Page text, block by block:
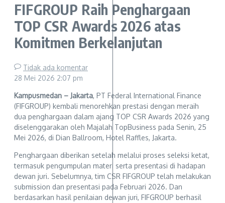
FIFGROUP Raih Penghargaan
TOP CSR Awards 2026 atas
Komitmen Berkelanjutan
Tidak ada komentar
28 Mei 2026 2:07 pm
Kampusmedan – Jakarta, PT Federal International Finance
(FIFGROUP) kembali menorehkan prestasi dengan meraih
dua penghargaan dalam ajang TOP CSR Awards 2026 yang
diselenggarakan oleh Majalah TopBusiness pada Senin, 25
Mei 2026, di Dian Ballroom, Hotel Raffles, Jakarta.
Penghargaan diberikan setelah melalui proses seleksi ketat,
termasuk pengumpulan materi serta presentasi di hadapan
dewan juri. Sebelumnya, tim CSR FIFGROUP telah melakukan
submission dan presentasi pada Februari 2026. Dan
berdasarkan hasil penilaian dewan juri, FIFGROUP berhasil